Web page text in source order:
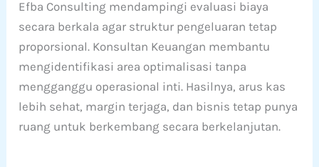
Efba Consulting mendampingi evaluasi biaya
secara berkala agar struktur pengeluaran tetap
proporsional. Konsultan Keuangan membantu
mengidentifikasi area optimalisasi tanpa
mengganggu operasional inti. Hasilnya, arus kas
lebih sehat, margin terjaga, dan bisnis tetap punya
ruang untuk berkembang secara berkelanjutan.